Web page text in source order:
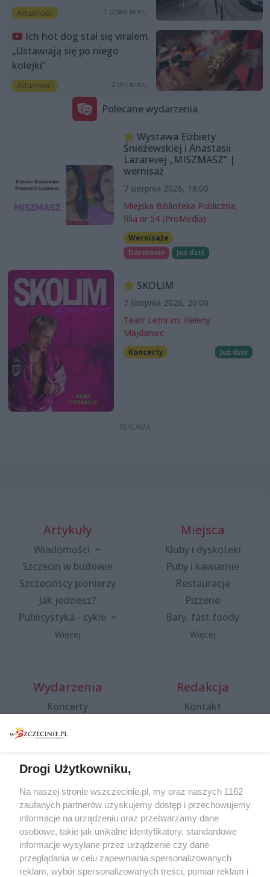
Aktualności 1 dzień temu
Ich hot dog stał się viralem.
„Ustawiają się po niego
kolejki”
Aktualności 2 dni temu
Polecane wydarzenia
Wystawa Elżbiety
Śnieżewskiej i Anastasii
Lazarevej „MISZMASZ” |
wernisaż
7 sierpnia 2026, 18:00
Miejska Biblioteka Publiczna,
filia nr 54 (ProMedia)
Wernisaże
Darmowe
Już dziś
SKOLIM
7 sierpnia 2026, 20:00
Teatr Letni im. Heleny
Majdaniec
Koncerty Już dziś
Artykuły
Wiadomości
Szczecin w budowie
Szczecińscy pionierzy
Jak jedziesz?
Publicystyka - cykle
Więcej
Miejsca
Kluby i dyskoteki
Puby i kawiarnie
Restauracje
Pizzerie
Bary, fast foody
Więcej
Wydarzenia
Koncerty
Spacery i oprowadzania
targi
Wernisaże
Więcej
Redakcja
Kontakt
Specjalny koncert z okazji
20. urodzin portalu
wSzczecinie.pl
Regulamin konkursów
śniadaniówka "Hej
Szczecin! Jest piątek!"
Drogi Użytkowniku,
Na naszej stronie wszczecinie.pl, my oraz naszych 1162
zaufanych partnerów uzyskujemy dostęp i przechowujemy
informacje na urządzeniu oraz przetwarzamy dane
osobowe, takie jak unikalne identyfikatory, standardowe
informacje wysyłane przez urządzenie czy dane
przeglądania w celu zapewniania spersonalizowanych
reklam, wybór spersonalizowanych treści, pomiar reklam i